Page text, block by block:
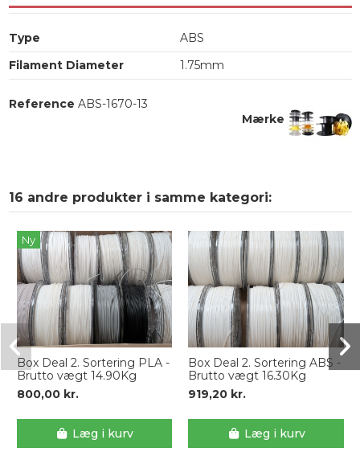
Type
ABS
Filament Diameter
1.75mm
Mærke
Reference ABS-1670-13
16 andre produkter i samme kategori:
Ny
Box Deal 2. Sortering PLA -
Brutto vægt 14.90Kg
800,00 kr.
Læg i kurv
Box Deal 2. Sortering ABS -
Brutto vægt 16.30Kg
919,20 kr.
Læg i kurv